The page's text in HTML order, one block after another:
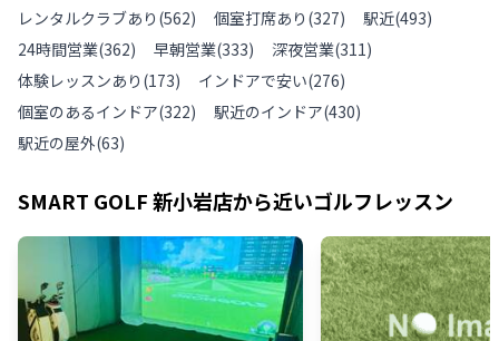
レンタルクラブあり (562) 個室打席あり (327) 駅近(493)
24時間営業(362) 早朝営業(333) 深夜営業(311)
体験レッスンあり (173) インドアで安い(276)
個室のあるインドア(322) 駅近のインドア(430)
駅近の屋外(63)
SMART GOLF 新小岩店から近いゴルフレッスン